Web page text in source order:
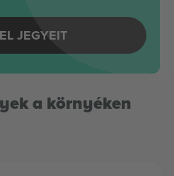
JEGYEIT
a környéken